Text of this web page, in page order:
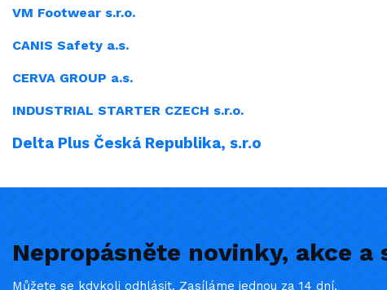
VM Footwear s.r.o.
CANIS Safety a.s.
CERVA GROUP a.s.
INDUSTRIAL STARTER CZECH s.r.o.
Delta Plus Česká Republika, s.r.o
Nepropásněte novinky, akce a
Můžete se kdykoli odhlásit. Zasíláme jednou za 14 dní.